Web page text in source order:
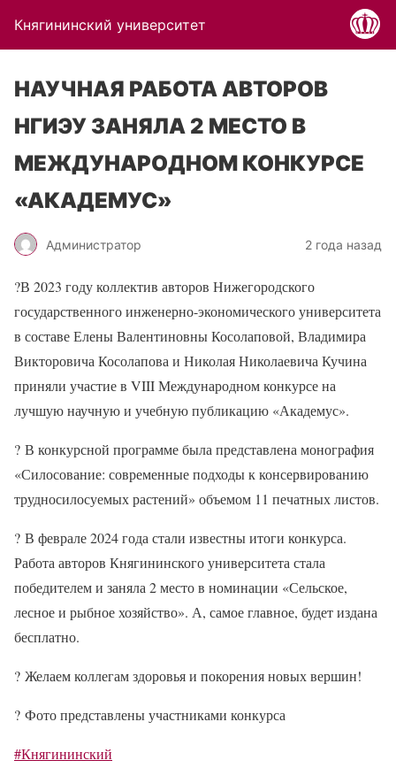
Княгининский университет
НАУЧНАЯ РАБОТА АВТОРОВ
НГИЭУ ЗАНЯЛА 2 МЕСТО В
МЕЖДУНАРОДНОМ КОНКУРСЕ
«АКАДЕМУС»
Администратор 2 года назад
?В 2023 году коллектив авторов Нижегородского
государственного инженерно-экономического университета
в составе Елены Валентиновны Косолаповой, Владимира
Викторовича Косолапова и Николая Николаевича Кучина
приняли участие в VIII Международном конкурсе на
лучшую научную и учебную публикацию «Академус».
? В конкурсной программе была представлена монография
«Силосование: современные подходы к консервированию
трудносилосуемых растений» объемом 11 печатных листов.
? В феврале 2024 года стали известны итоги конкурса.
Работа авторов Княгининского университета стала
победителем и заняла 2 место в номинации «Сельское,
лесное и рыбное хозяйство». А, самое главное, будет издана
бесплатно.
? Желаем коллегам здоровья и покорения новых вершин!
? Фото представлены участниками конкурса
#Княгининский